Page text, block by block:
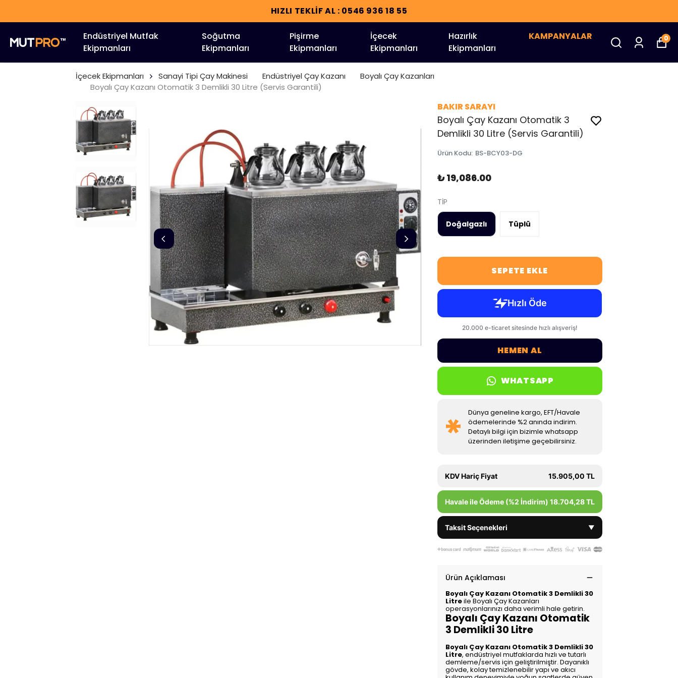
HIZLI TEKLİF AL : 0546 936 18 55
Endüstriyel Mutfak
Ekipmanları
Soğutma
Ekipmanları
Pişirme
Ekipmanları
İçecek
Ekipmanları
Hazırlık
Ekipmanları
KAMPANYALAR 0
İçecek Ekipmanları Sanayi Tipi Çay Makinesi Endüstriyel Çay Kazanı
Boyalı Çay Kazanları
Boyalı Çay Kazanı Otomatik 3 Demlikli 30 Litre (Servis Garantili)
BAKIR SARAYI
Boyalı Çay Kazanı Otomatik 3
Demlikli 30 Litre (Servis Garantili)
Ürün Kodu: BS-BCY03-DG
₺ 19,086.00
TİP
Doğalgazlı Tüplü
SEPETE EKLE
HEMEN AL
WHATSAPP
Dünya geneline kargo, EFT/Havale
ödemelerinde %2 anında indirim.
Detaylı bilgi için bizimle whatsapp
üzerinden iletişime geçebilirsiniz.
KDV Hariç Fiyat 15.905,00 TL
Havale ile Ödeme (%2 İndirim) 18.704,28 TL
Taksit Seçenekleri ▼
Ürün Açıklaması
Boyalı Çay Kazanı Otomatik 3 Demlikli 30
Litreile Boyalı Çay Kazanları
operasyonlarınızı daha verimli hale getirin.
Boyalı Çay Kazanı Otomatik
3 Demlikli 30 Litre
Boyalı Çay Kazanı Otomatik 3 Demlikli 30
Litre, endüstriyel mutfaklarda hızlı ve tutarlı
demleme/servis için geliştirilmiştir. Dayanıklı
gövde, kolay temizlenebilir yapı ve akıcı